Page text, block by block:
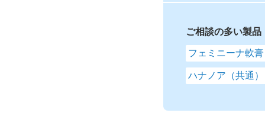
ご相談の多い製品
フェミニーナ軟
ハナノア（共通）